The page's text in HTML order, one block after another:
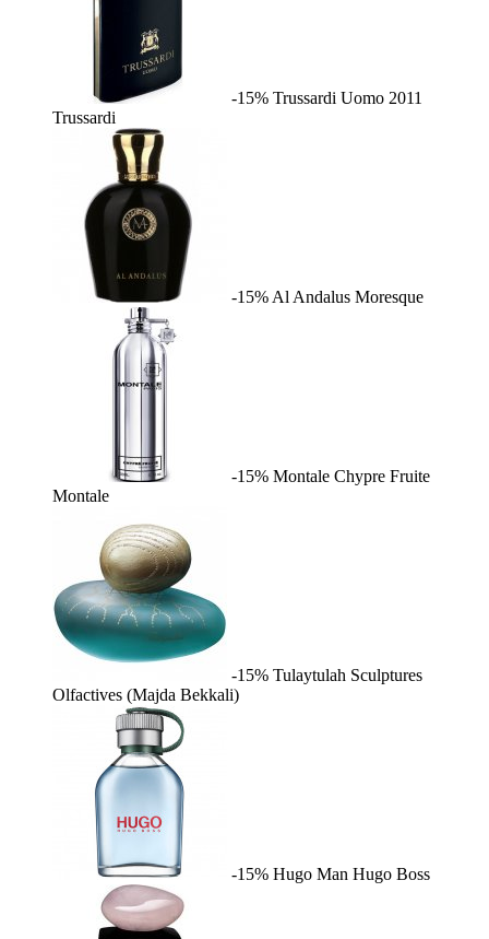
-15% Trussardi Uomo 2011
Trussardi
-15% Al Andalus Moresque
-15% Montale Chypre Fruite
Montale
-15% Tulaytulah Sculptures
Olfactives (Majda Bekkali)
-15% Hugo Man Hugo Boss